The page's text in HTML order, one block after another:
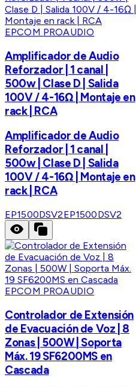
EPCOM PROAUDIO
Amplificador de Audio
Reforzador | 1 canal |
500w | Clase D | Salida
100V / 4-16Ω | Montaje en
rack | RCA
Amplificador de Audio
Reforzador | 1 canal |
500w | Clase D | Salida
100V / 4-16Ω | Montaje en
rack | RCA
EP1500DSV2EP1500DSV2
EPCOM PROAUDIO
Controlador de Extensión
de Evacuación de Voz | 8
Zonas | 500W | Soporta
Máx. 19 SF6200MS en
Cascada